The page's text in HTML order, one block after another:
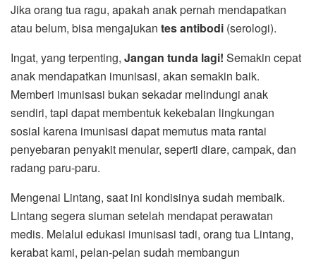
Jika orang tua ragu, apakah anak pernah mendapatkan
atau belum, bisa mengajukan tes antibodi (serologi).
Ingat, yang terpenting, Jangan tunda lagi! Semakin cepat
anak mendapatkan imunisasi, akan semakin baik.
Memberi imunisasi bukan sekadar melindungi anak
sendiri, tapi dapat membentuk kekebalan lingkungan
sosial karena imunisasi dapat memutus mata rantai
penyebaran penyakit menular, seperti diare, campak, dan
radang paru-paru.
Mengenai Lintang, saat ini kondisinya sudah membaik.
Lintang segera siuman setelah mendapat perawatan
medis. Melalui edukasi imunisasi tadi, orang tua Lintang,
kerabat kami, pelan-pelan sudah membangun